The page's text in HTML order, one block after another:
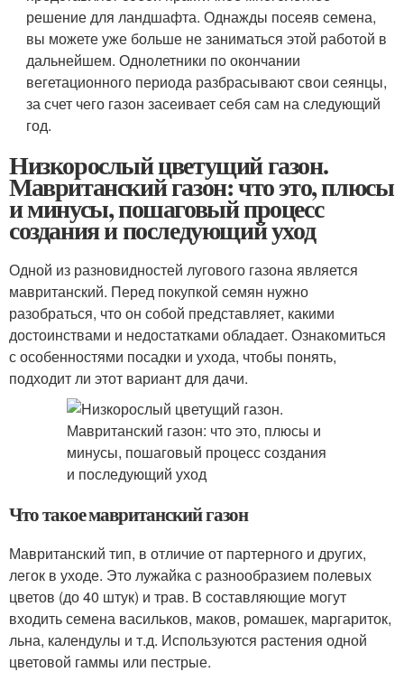
решение для ландшафта. Однажды посеяв семена,
вы можете уже больше не заниматься этой работой в
дальнейшем. Однолетники по окончании
вегетационного периода разбрасывают свои сеянцы,
за счет чего газон засеивает себя сам на следующий
год.
Низкорослый цветущий газон.
Мавританский газон: что это, плюсы
и минусы, пошаговый процесс
создания и последующий уход
Одной из разновидностей лугового газона является
мавританский. Перед покупкой семян нужно
разобраться, что он собой представляет, какими
достоинствами и недостатками обладает. Ознакомиться
с особенностями посадки и ухода, чтобы понять,
подходит ли этот вариант для дачи.
Что такое мавританский газон
Мавританский тип, в отличие от партерного и других,
легок в уходе. Это лужайка с разнообразием полевых
цветов (до 40 штук) и трав. В составляющие могут
входить семена васильков, маков, ромашек, маргариток,
льна, календулы и т.д. Используются растения одной
цветовой гаммы или пестрые.